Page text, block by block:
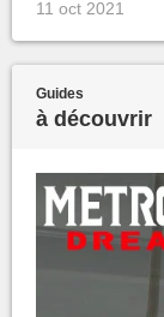
11 oct 2021
Guides
à découvrir